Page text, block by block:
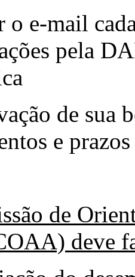
o e-mail
pela
de sua
e
de
deve